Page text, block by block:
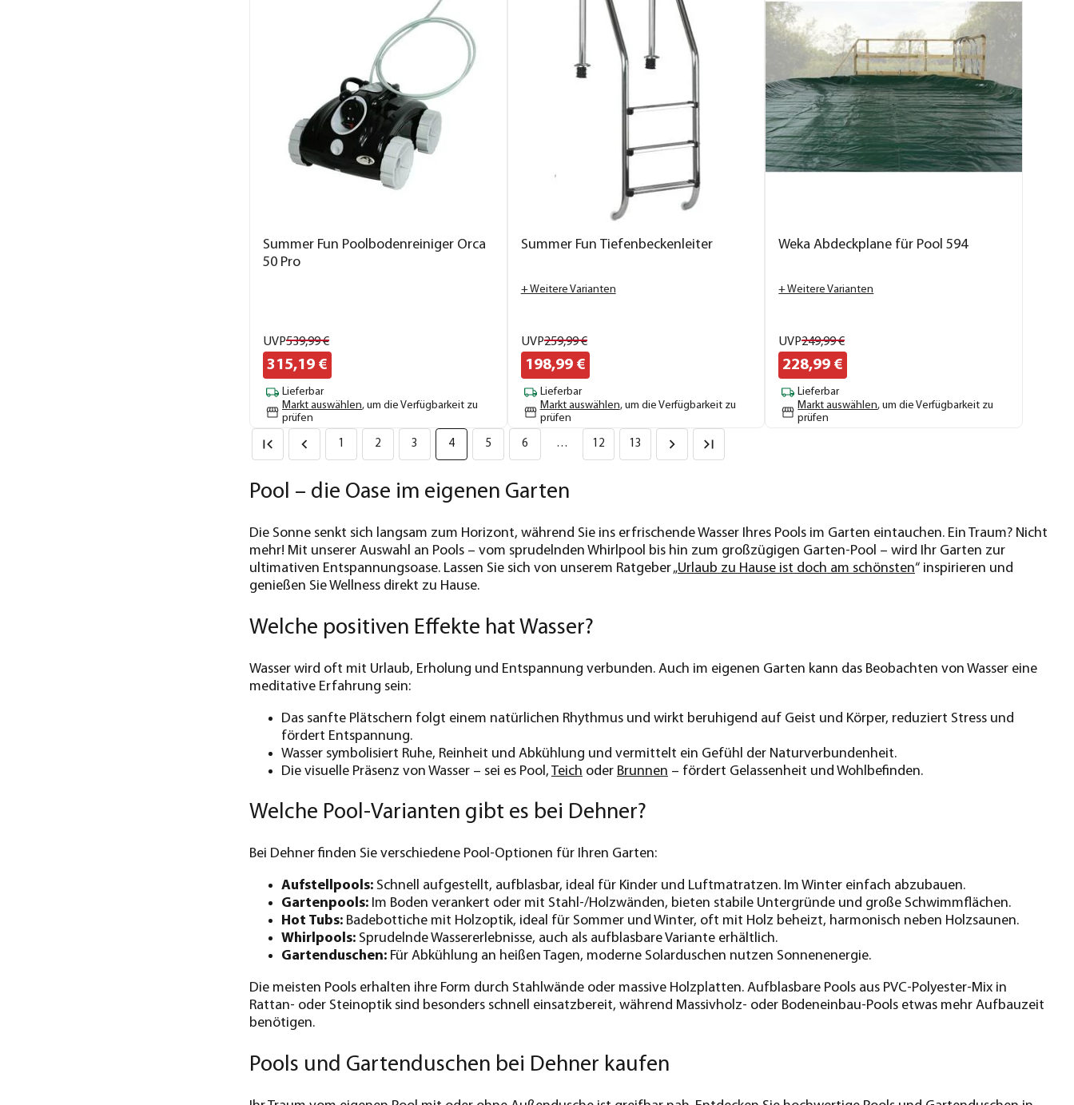
Summer Fun Poolbodenreiniger Orca
50 Pro
UVP539,99€
315,19 €
Lieferbar
Markt auswählen, um die Verfügbarkeit zu
prüfen
Summer Fun Tiefenbeckenleiter
+ Weitere Varianten
UVP259,99€
198,99€
Lieferbar
Markt auswählen, um die Verfügbarkeit zu
prüfen
Weka Abdeckplane für Pool 594
+ Weitere Varianten
UVP249,99€
228,99 €
Lieferbar
Markt auswählen, um die Verfügbarkeit zu
prüfen
1 2 3 4 5 6 … 12 13
Pool – die Oase im eigenen Garten
Die Sonne senkt sich langsam zum Horizont, während Sie ins erfrischende Wasser Ihres Pools im Garten eintauchen. Ein Traum? Nicht
mehr! Mit unserer Auswahl an Pools – vom sprudelnden Whirlpool bis hin zum großzügigen Garten-Pool – wird Ihr Garten zur
ultimativen Entspannungsoase. Lassen Sie sich von unserem Ratgeber „Urlaub zu Hause ist doch am schönsten“ inspirieren und
genießen Sie Wellness direkt zu Hause.
Welche positiven Effekte hat Wasser?
Wasser wird oft mit Urlaub, Erholung und Entspannung verbunden. Auch im eigenen Garten kann das Beobachten von Wasser eine
meditative Erfahrung sein:
Das sanfte Plätschern folgt einem natürlichen Rhythmus und wirkt beruhigend auf Geist und Körper, reduziert Stress und
fördert Entspannung.
Wasser symbolisiert Ruhe, Reinheit und Abkühlung und vermittelt ein Gefühl der Naturverbundenheit.
Die visuelle Präsenz von Wasser – sei es Pool, Teich oder Brunnen – fördert Gelassenheit und Wohlbefinden.
Welche Pool-Varianten gibt es bei Dehner?
Bei Dehner finden Sie verschiedene Pool-Optionen für Ihren Garten:
Aufstellpools: Schnell aufgestellt, aufblasbar, ideal für Kinder und Luftmatratzen. Im Winter einfach abzubauen.
Gartenpools: Im Boden verankert oder mit Stahl-/Holzwänden, bieten stabile Untergründe und große Schwimmflächen.
Hot Tubs: Badebottiche mit Holzoptik, ideal für Sommer und Winter, oft mit Holz beheizt, harmonisch neben Holzsaunen.
Whirlpools: Sprudelnde Wassererlebnisse, auch als aufblasbare Variante erhältlich.
Gartenduschen: Für Abkühlung an heißen Tagen, moderne Solarduschen nutzen Sonnenenergie.
Die meisten Pools erhalten ihre Form durch Stahlwände oder massive Holzplatten. Aufblasbare Pools aus PVC-Polyester-Mix in
Rattan- oder Steinoptik sind besonders schnell einsatzbereit, während Massivholz- oder Bodeneinbau-Pools etwas mehr Aufbauzeit
benötigen.
Pools und Gartenduschen bei Dehner kaufen